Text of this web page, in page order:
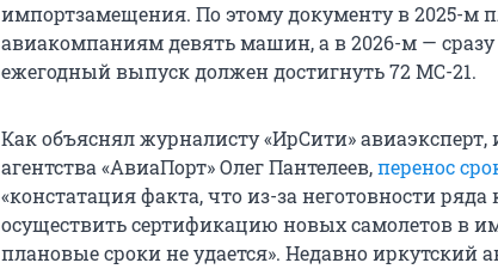
импортзамещения. По этому документу в 2025-м
авиакомпаниям девять машин, а в 2026-м — сразу
ежегодный выпуск должен достигнуть 72 МС-21.
Как объяснял журналисту «ИрСити»
агентства «АвиаПорт» Олег Пантелеев,перенос
«констатация факта, что из-за неготовности
осуществить сертификацию новых самолетов в
плановые сроки не удается». Недавно иркутский